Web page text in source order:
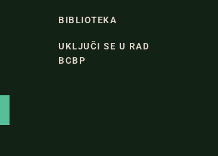
BIBLIOTEKA
UKLJUČI SE U RAD
BCBP